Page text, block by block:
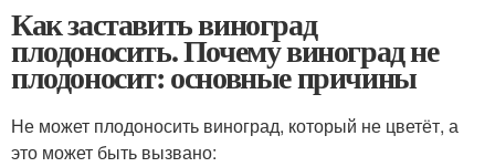
Как заставить виноград
плодоносить. Почему виноград не
плодоносит: основные причины
Не может плодоносить виноград, который не цветёт, а
это может быть вызвано: